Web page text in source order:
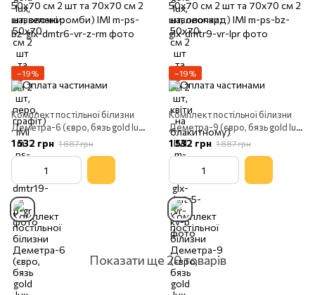
−19%
Комплект постільної білизни
Деметра-6 (євро, бязь gold lux,
наволочки: 50х70 см 2 шт та
70х70 см 2 шт, зелені ромби)
1 532 грн 1 887 грн
−19%
Комплект постільної білизни
Деметра-9 (євро, бязь gold lux,
наволочки: 50х70 см 2 шт та
70х70 см 2 шт, леопард) IMI
1 532 грн 1 887 грн
Показати ще 20 товарів